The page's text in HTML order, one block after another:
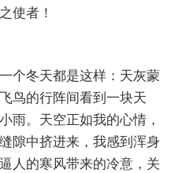
使者！
个冬天都是这样：天灰蒙
鸟的行阵间看到一块天
雨。天空正如我的心情，
隙中挤进来，我感到浑身
人的寒风带来的冷意，关